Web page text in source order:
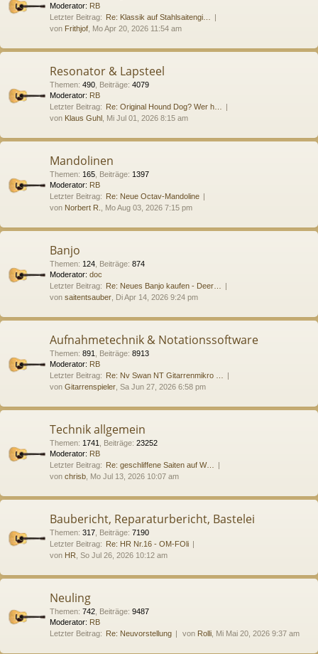
Moderator: RB
Letzter Beitrag: Re: Klassik auf Stahlsaitengi…
von Frithjof , Mo Apr 20, 2026 11:54 am
Resonator & Lapsteel
Themen: 490 Beiträge: 4079
Moderator: RB
Letzter Beitrag: Re: Original Hound Dog? Wer h…
von Klaus Guhl , Mi Jul 01, 2026 8:15 am
Mandolinen
Themen: 165 Beiträge: 1397
Moderator: RB
Letzter Beitrag: Re: Neue Octav-Mandoline
von Norbert R. , Mo Aug 03, 2026 7:15 pm
Banjo
Themen: 124 Beiträge: 874
Moderator: doc
Letzter Beitrag: Re: Neues Banjo kaufen - Deer…
von saitentsauber , Di Apr 14, 2026 9:24 pm
Aufnahmetechnik & Notationssoftware
Themen: 891 Beiträge: 8913
Moderator: RB
Letzter Beitrag: Re: Nv Swan NT Gitarrenmikro …
von Gitarrenspieler , Sa Jun 27, 2026 6:58 pm
Technik allgemein
Themen: 1741 Beiträge: 23252
Moderator: RB
Letzter Beitrag: Re: geschliffene Saiten auf W…
von chrisb , Mo Jul 13, 2026 10:07 am
Baubericht, Reparaturbericht, Bastelei
Themen: 317 Beiträge: 7190
Letzter Beitrag: Re: HR Nr.16 - OM-FOli
von HR , So Jul 26, 2026 10:12 am
Neuling
Themen: 742 Beiträge: 9487
Moderator: RB
Letzter Beitrag: Re: Neuvorstellung von Rolli , Mi Mai 20, 2026 9:37 am